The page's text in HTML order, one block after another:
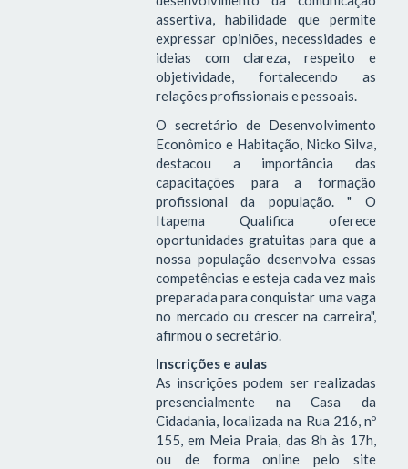
assertiva, habilidade que permite
expressar opiniões, necessidades e
ideias com clareza, respeito e
objetividade, fortalecendo as
relações profissionais e pessoais.
O secretário de Desenvolvimento
Econômico e Habitação, Nicko Silva,
destacou a importância das
capacitações para a formação
profissional da população. " O
Itapema Qualifica oferece
oportunidades gratuitas para que a
nossa população desenvolva essas
competências e esteja cada vez mais
preparada para conquistar uma vaga
no mercado ou crescer na carreira",
afirmou o secretário.
Inscrições e aulas
As inscrições podem ser realizadas
presencialmente na Casa da
Cidadania, localizada na Rua 216, nº
155, em Meia Praia, das 8h às 17h,
ou de forma online pelo site